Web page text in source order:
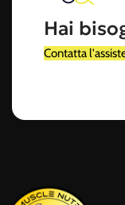
Hai
Contatta